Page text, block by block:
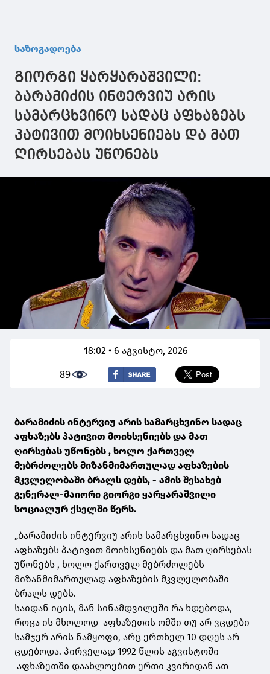
საზოგადოება
გიორგი ყარყარაშვილი:
ბარამიძის ინტერვიუ არის
სამარცხვინო სადაც აფხაზებს
პატივით მოიხსენიებს და მათ
ღირსებას უწონებს
18:02 • 6 აგვისტო, 2026
89
ბარამიძის ინტერვიუ არის სამარცხვინო სადაც
აფხაზებს პატივით მოიხსენიებს და მათ
ღირსებას უწონებს , ხოლო ქართველ
მებრძოლებს მიზანმიმართულად აფხაზების
მკვლელობაში ბრალს დებს, - ამის შესახებ
გენერალ-მაიორი გიორგი ყარყარაშვილი
სოციალურ ქსელში წერს.
„ბარამიძის ინტერვიუ არის სამარცხვინო სადაც
აფხაზებს პატივით მოიხსენიებს და მათ ღირსებას
უწონებს , ხოლო ქართველ მებრძოლებს
მიზანმიმართულად აფხაზების მკვლელობაში
ბრალს დებს.
საიდან იცის, მან სინამდვილეში რა ხდებოდა,
როცა ის მხოლოდ აფხაზეთის ომში თუ არ ვცდები
სამჯერ არის ნამყოფი, არც ერთხელ 10 დღეს არ
ცდებოდა. პირველად 1992 წლის აგვისტოში
აფხაზეთში დაახლოებით ერთი კვირიდან ათ